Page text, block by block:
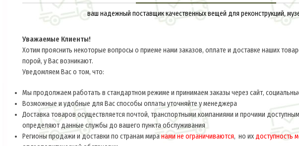
ваш надежный поставщик качественных вещей для реконструкций,
Уважаемые Клиенты!
Хотим прояснить некоторые вопросы о приеме нами заказов, оплате и доставке наших
порой, у Вас возникают.
Уведомляем Вас о том, что:
Мы продолжаем работать в стандартном режиме и принимаем заказы через сайт,
Возможные и удобные для Вас способы оплаты уточняйте у менеджера
Доставка товаров осуществляется почтой, транспортными компаниями и прочими
определяют данные службы до вашего пункта обслуживания
Регионы продажи и доставки по странам миранами не ограничиваются, но их доступность